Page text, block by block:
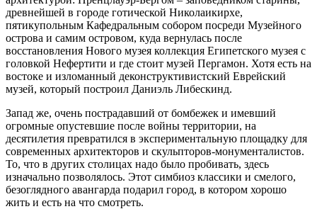
древнейшей в городе готической Николаикирхе,
пятикупольным Кафедральным собором посреди Музейного
острова и самим островом, куда вернулась после
восстановления Нового музея коллекция Египетского музея с
головкой Нефертити и где стоит музей Пергамон. Хотя есть на
востоке и изломанный деконструктивистский Еврейский
музей, который построил Даниэль Либескинд.
Запад же, очень пострадавший от бомбежек и имевший
огромные опустевшие после войны территории, на
десятилетия превратился в экспериментальную площадку для
современных архитекторов и скульпторов-монументалистов.
То, что в других столицах надо было пробивать, здесь
изначально позволялось. Этот симбиоз классики и смелого,
безоглядного авангарда подарил город, в котором хорошо
жить и есть на что смотреть.